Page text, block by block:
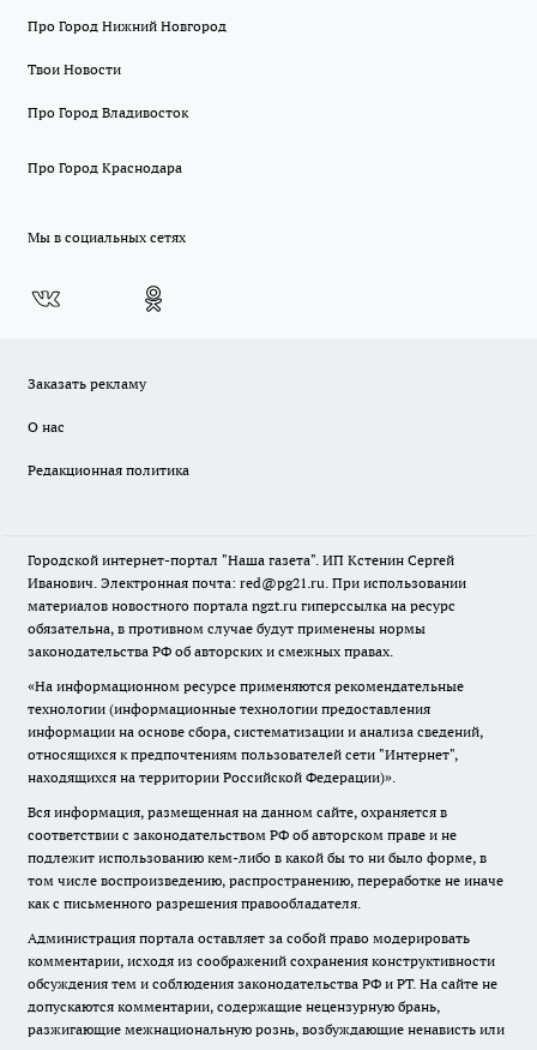
Про Город Нижний Новгород
Твои Новости
Про Город Владивосток
Про Город Краснодара
Мы в социальных сетях
Заказать рекламу
О нас
Редакционная политика
Городской интернет-портал "Наша газета". ИП Кстенин Сергей
Иванович. Электронная почта: red@pg21.ru. При использовании
материалов новостного портала ngzt.ru гиперссылка на ресурс
обязательна, в противном случае будут применены нормы
законодательства РФ об авторских и смежных правах.
«На информационном ресурсе применяются рекомендательные
технологии (информационные технологии предоставления
информации на основе сбора, систематизации и анализа сведений,
относящихся к предпочтениям пользователей сети "Интернет",
находящихся на территории Российской Федерации)».
Вся информация, размещенная на данном сайте, охраняется в
соответствии с законодательством РФ об авторском праве и не
подлежит использованию кем-либо в какой бы то ни было форме, в
том числе воспроизведению, распространению, переработке не иначе
как с письменного разрешения правообладателя.
Администрация портала оставляет за собой право модерировать
комментарии, исходя из соображений сохранения конструктивности
обсуждения тем и соблюдения законодательства РФ и РТ. На сайте не
допускаются комментарии, содержащие нецензурную брань,
разжигающие межнациональную рознь, возбуждающие ненависть или